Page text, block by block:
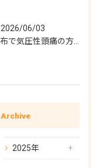
2026/06/03
Archive
2025年